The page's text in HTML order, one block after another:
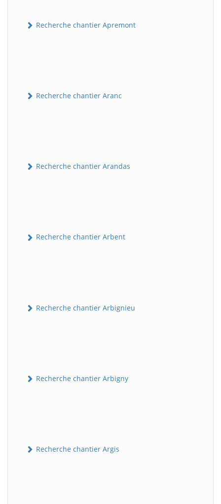
Recherche chantier Apremont
Recherche chantier Aranc
Recherche chantier Arandas
Recherche chantier Arbent
Recherche chantier Arbignieu
Recherche chantier Arbigny
Recherche chantier Argis